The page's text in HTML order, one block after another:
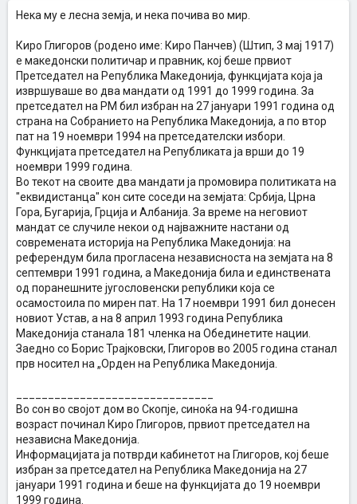
Нека му е лесна земја, и нека почива во мир.
Киро Глигоров (родено име: Киро Панчев) (Штип, 3 мај 1917)
е македонски политичар и правник, кој беше првиот
Претседател на Република Македонија, функцијата која ја
извршуваше во два мандати од 1991 до 1999 година. За
претседател на РМ бил избран на 27 јануари 1991 година од
страна на Собранието на Република Македонија, а по втор
пат на 19 ноември 1994 на претседателски избори.
Функцијата претседател на Републиката ја врши до 19
ноември 1999 година.
Во текот на своите два мандати ја промовира политиката на
"eквидистанца" кон сите соседи на земјата: Србија, Црна
Гора, Бугарија, Грција и Албанија. За време на неговиот
мандат се случиле некои од најважните настани од
современата историја на Република Македонија: на
референдум била прогласена независноста на земјата на 8
септември 1991 година, а Македонија била и единствената
од поранешните југословенски републики која се
осамостоила по мирен пат. На 17 ноември 1991 бил донесен
новиот Устав, а на 8 април 1993 година Република
Македонија станала 181 членка на Обединетите нации.
Заедно со Борис Трајковски, Глигоров во 2005 година станал
прв носител на „Орден на Република Македонија.
Во сон во својот дом во Скопје, синоќа на 94-годишна
возраст починал Киро Глигоров, првиот претседател на
независна Македонија.
Информацијата ја потврди кабинетот на Глигоров, кој беше
избран за претседател на Република Македонија на 27
јануари 1991 година и беше на функцијата до 19 ноември
1999 година.